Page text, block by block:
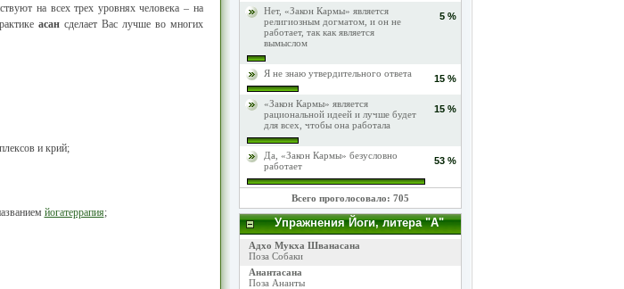
на всех трех уровнях человека – на
асансделает Вас лучше во многих
и крий;
йогатеррапия;
Нет, «Закон Кармы» является
религиозным догматом, и он не
работает, так как является
вымыслом
5 %
Я не знаю утвердительного ответа 15 %
«Закон Кармы» является
рациональной идеей и лучше будет
для всех, чтобы она работала
15 %
Да, «Закон Кармы» безусловно
работает
53 %
Всего проголосовало: 705
Упражнения Йоги, литера "А"
Адхо Мукха Шванасана
Поза Собаки
Анантасана
Поза Ананты